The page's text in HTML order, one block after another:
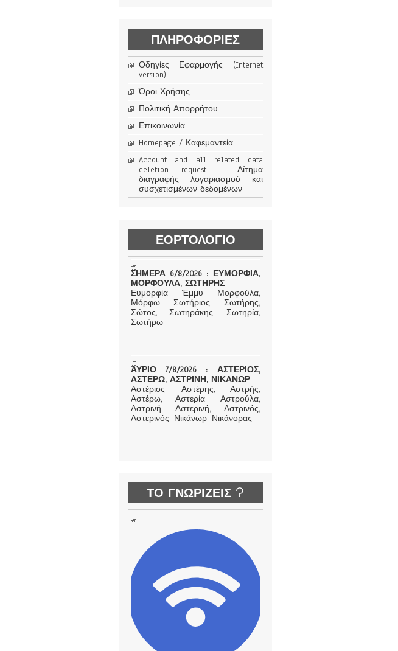
ΠΛΗΡΟΦΟΡΊΕΣ
Οδηγίες Εφαρμογής (Internet
version)
Όροι Χρήσης
Πολιτική Απορρήτου
Επικοινωνία
Homepage / Καφεμαντεία
Account and all related data
deletion request – Αίτημα
διαγραφής λογαριασμού και
συσχετισμένων δεδομένων
ΕΟΡΤΟΛΟΓΙΟ
ΣΗΜΕΡΑ 6/8/2026 : ΕΥΜΟΡΦΙΑ,
ΜΟΡΦΟΥΛΑ, ΣΩΤΗΡΗΣ
Ευμορφία, Έμμυ, Μορφούλα,
Μόρφω, Σωτήριος, Σωτήρης,
Σώτος, Σωτηράκης, Σωτηρία,
Σωτήρω
ΑΥΡΙΟ 7/8/2026 : ΑΣΤΕΡΙΟΣ,
ΑΣΤΕΡΩ, ΑΣΤΡΙΝΗ, ΝΙΚΑΝΩΡ
Αστέριος, Αστέρης, Αστρής,
Αστέρω, Αστερία, Αστρούλα,
Αστρινή, Αστερινή, Αστρινός,
Αστερινός, Νικάνωρ, Νικάνορας
ΤΟ ΓΝΩΡΙΖΕΙΣ ?